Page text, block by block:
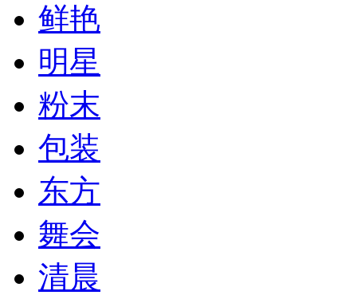
鲜艳
明星
粉末
包装
东方
舞会
清晨